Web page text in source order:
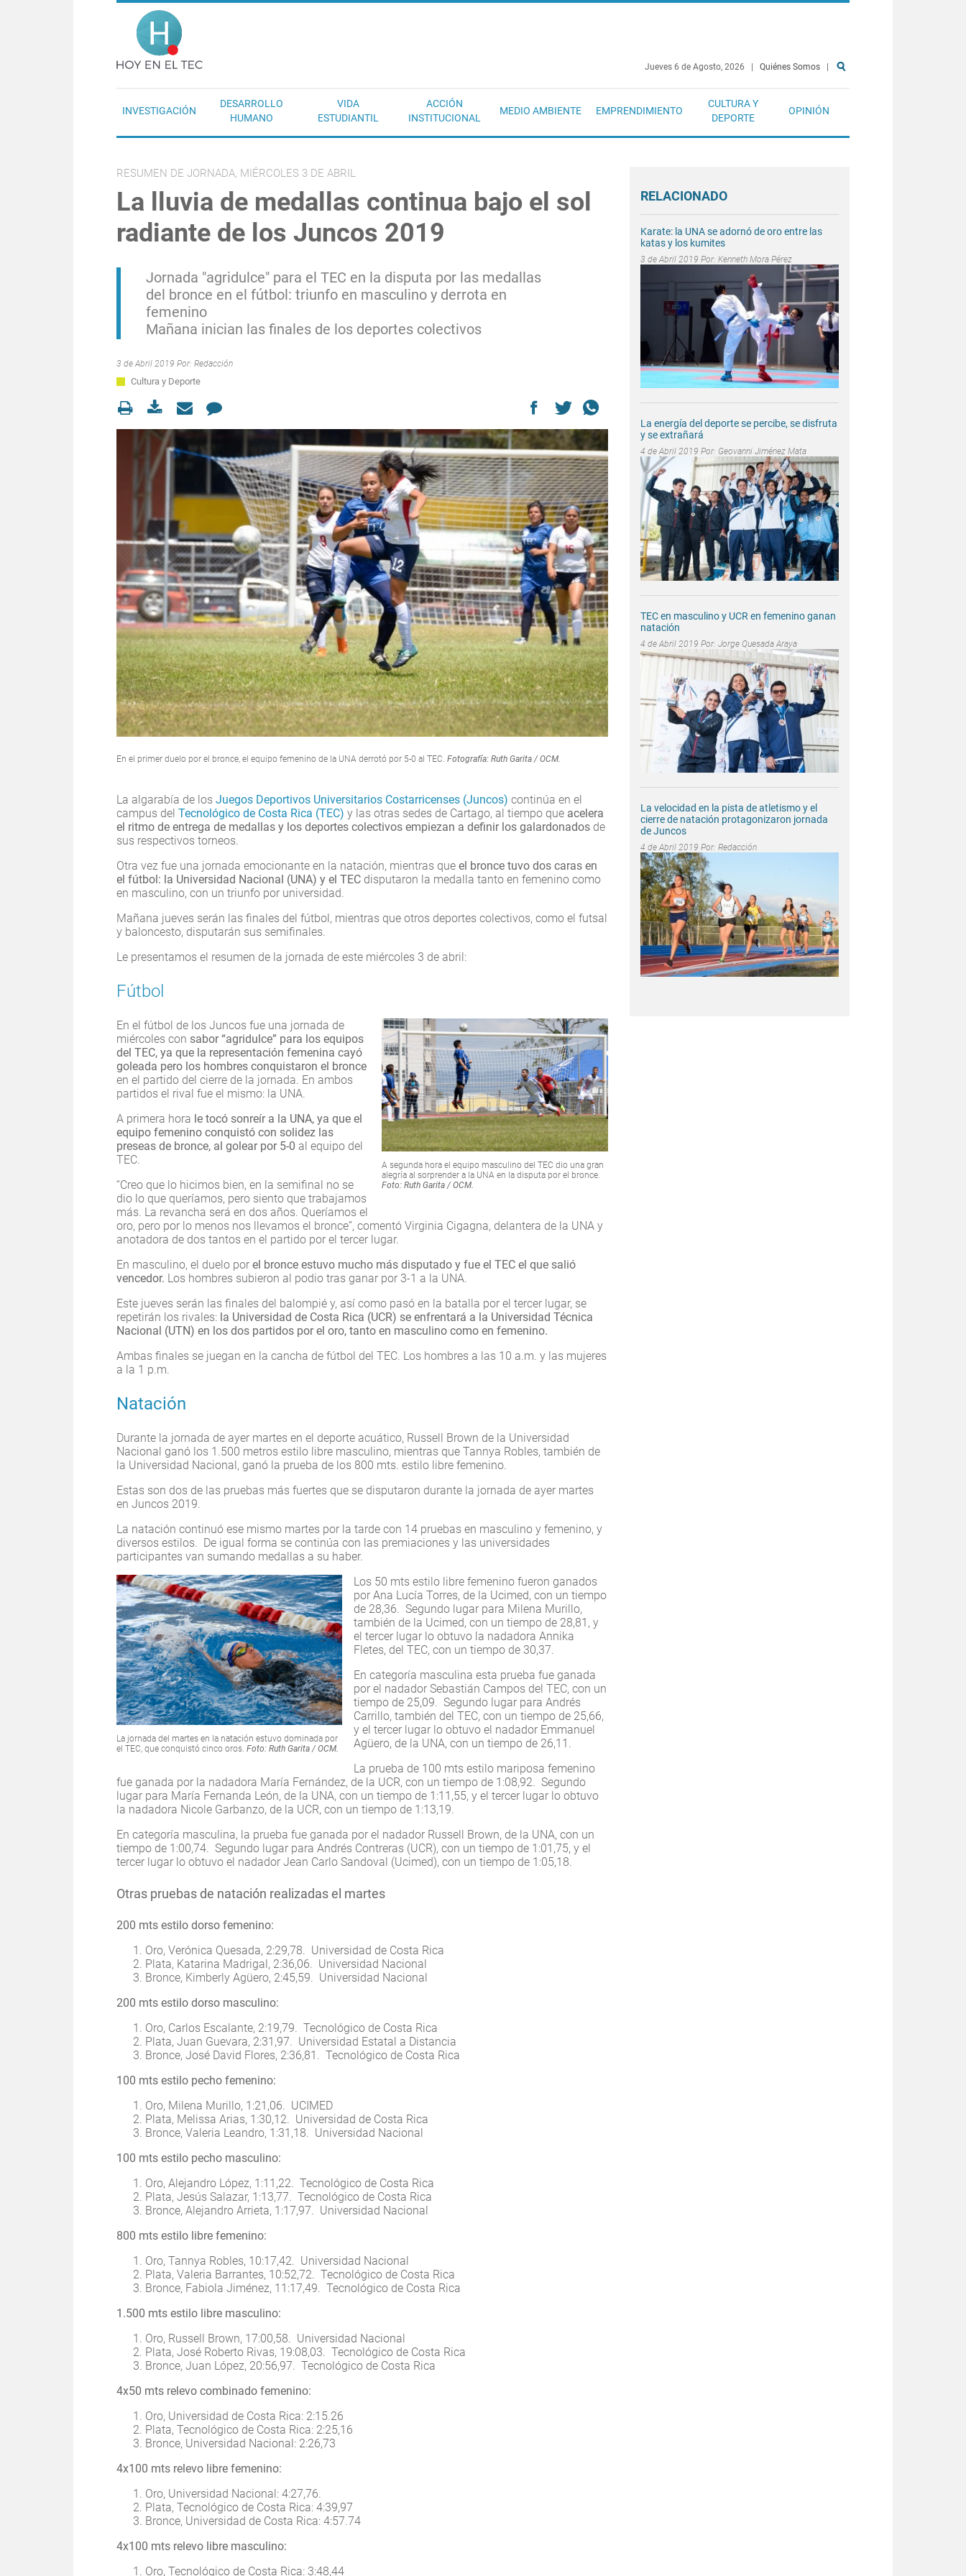
Pasar al contenido principal
Jueves 6 de Agosto, 2026 Quiénes Somos
INVESTIGACIÓN
DESARROLLO
HUMANO
VIDA
ESTUDIANTIL
ACCIÓN
INSTITUCIONAL
MEDIO AMBIENTE EMPRENDIMIENTO
CULTURA Y
DEPORTE
OPINIÓN
RESUMEN DE JORNADA, MIÉRCOLES 3 DE ABRIL
La lluvia de medallas continua bajo el sol
radiante de los Juncos 2019
Jornada "agridulce" para el TEC en la disputa por las medallas
del bronce en el fútbol: triunfo en masculino y derrota en
femenino
Mañana inician las finales de los deportes colectivos
3 de Abril 2019 Por: Redacción
Cultura y Deporte
En el primer duelo por el bronce, el equipo femenino de la UNA derrotó por 5-0 al TEC. Fotografía: Ruth Garita / OCM.
La algarabía de los Juegos Deportivos Universitarios Costarricenses (Juncos) continúa en el
campus del Tecnológico de Costa Rica (TEC) y las otras sedes de Cartago, al tiempo que acelera
el ritmo de entrega de medallas y los deportes colectivos empiezan a definir los galardonados de
sus respectivos torneos.
Otra vez fue una jornada emocionante en la natación, mientras que el bronce tuvo dos caras en
el fútbol: la Universidad Nacional (UNA) y el TEC disputaron la medalla tanto en femenino como
en masculino, con un triunfo por universidad.
Mañana jueves serán las finales del fútbol, mientras que otros deportes colectivos, como el futsal
y baloncesto, disputarán sus semifinales.
Le presentamos el resumen de la jornada de este miércoles 3 de abril:
Fútbol
A segunda hora el equipo masculino del TEC dio una gran
alegría al sorprender a la UNA en la disputa por el bronce.
Foto: Ruth Garita / OCM.
En el fútbol de los Juncos fue una jornada de
miércoles con sabor “agridulce” para los equipos
del TEC, ya que la representación femenina cayó
goleada pero los hombres conquistaron el bronce
en el partido del cierre de la jornada. En ambos
partidos el rival fue el mismo: la UNA.
A primera hora le tocó sonreír a la UNA, ya que el
equipo femenino conquistó con solidez las
preseas de bronce, al golear por 5-0 al equipo del
TEC.
“Creo que lo hicimos bien, en la semifinal no se
dio lo que queríamos, pero siento que trabajamos
más. La revancha será en dos años. Queríamos el
oro, pero por lo menos nos llevamos el bronce”, comentó Virginia Cigagna, delantera de la UNA y
anotadora de dos tantos en el partido por el tercer lugar.
En masculino, el duelo por el bronce estuvo mucho más disputado y fue el TEC el que salió
vencedor. Los hombres subieron al podio tras ganar por 3-1 a la UNA.
Este jueves serán las finales del balompié y, así como pasó en la batalla por el tercer lugar, se
repetirán los rivales: la Universidad de Costa Rica (UCR) se enfrentará a la Universidad Técnica
Nacional (UTN) en los dos partidos por el oro, tanto en masculino como en femenino.
Ambas finales se juegan en la cancha de fútbol del TEC. Los hombres a las 10 a.m. y las mujeres
a la 1 p.m.
Natación
Durante la jornada de ayer martes en el deporte acuático, Russell Brown de la Universidad
Nacional ganó los 1.500 metros estilo libre masculino, mientras que Tannya Robles, también de
la Universidad Nacional, ganó la prueba de los 800 mts. estilo libre femenino.
Estas son dos de las pruebas más fuertes que se disputaron durante la jornada de ayer martes
en Juncos 2019.
La natación continuó ese mismo martes por la tarde con 14 pruebas en masculino y femenino, y
diversos estilos. De igual forma se continúa con las premiaciones y las universidades
participantes van sumando medallas a su haber.
La jornada del martes en la natación estuvo dominada por
el TEC, que conquistó cinco oros. Foto: Ruth Garita / OCM.
Los 50 mts estilo libre femenino fueron ganados
por Ana Lucía Torres, de la Ucimed, con un tiempo
de 28,36. Segundo lugar para Milena Murillo,
también de la Ucimed, con un tiempo de 28,81, y
el tercer lugar lo obtuvo la nadadora Annika
Fletes, del TEC, con un tiempo de 30,37.
En categoría masculina esta prueba fue ganada
por el nadador Sebastián Campos del TEC, con un
tiempo de 25,09. Segundo lugar para Andrés
Carrillo, también del TEC, con un tiempo de 25,66,
y el tercer lugar lo obtuvo el nadador Emmanuel
Agüero, de la UNA, con un tiempo de 26,11.
La prueba de 100 mts estilo mariposa femenino
fue ganada por la nadadora María Fernández, de la UCR, con un tiempo de 1:08,92. Segundo
lugar para María Fernanda León, de la UNA, con un tiempo de 1:11,55, y el tercer lugar lo obtuvo
la nadadora Nicole Garbanzo, de la UCR, con un tiempo de 1:13,19.
En categoría masculina, la prueba fue ganada por el nadador Russell Brown, de la UNA, con un
tiempo de 1:00,74. Segundo lugar para Andrés Contreras (UCR), con un tiempo de 1:01,75, y el
tercer lugar lo obtuvo el nadador Jean Carlo Sandoval (Ucimed), con un tiempo de 1:05,18.
Otras pruebas de natación realizadas el martes
200 mts estilo dorso femenino:
Oro, Verónica Quesada, 2:29,78. Universidad de Costa Rica
Plata, Katarina Madrigal, 2:36,06. Universidad Nacional
Bronce, Kimberly Agüero, 2:45,59. Universidad Nacional
200 mts estilo dorso masculino:
Oro, Carlos Escalante, 2:19,79. Tecnológico de Costa Rica
Plata, Juan Guevara, 2:31,97. Universidad Estatal a Distancia
Bronce, José David Flores, 2:36,81. Tecnológico de Costa Rica
100 mts estilo pecho femenino:
Oro, Milena Murillo, 1:21,06. UCIMED
Plata, Melissa Arias, 1:30,12. Universidad de Costa Rica
Bronce, Valeria Leandro, 1:31,18. Universidad Nacional
100 mts estilo pecho masculino:
Oro, Alejandro López, 1:11,22. Tecnológico de Costa Rica
Plata, Jesús Salazar, 1:13,77. Tecnológico de Costa Rica
Bronce, Alejandro Arrieta, 1:17,97. Universidad Nacional
800 mts estilo libre femenino:
Oro, Tannya Robles, 10:17,42. Universidad Nacional
Plata, Valeria Barrantes, 10:52,72. Tecnológico de Costa Rica
Bronce, Fabiola Jiménez, 11:17,49. Tecnológico de Costa Rica
1.500 mts estilo libre masculino:
Oro, Russell Brown, 17:00,58. Universidad Nacional
Plata, José Roberto Rivas, 19:08,03. Tecnológico de Costa Rica
Bronce, Juan López, 20:56,97. Tecnológico de Costa Rica
4x50 mts relevo combinado femenino:
Oro, Universidad de Costa Rica: 2:15.26
Plata, Tecnológico de Costa Rica: 2:25,16
Bronce, Universidad Nacional: 2:26,73
4x100 mts relevo libre femenino:
Oro, Universidad Nacional: 4:27,76.
Plata, Tecnológico de Costa Rica: 4:39,97
Bronce, Universidad de Costa Rica: 4:57.74
4x100 mts relevo libre masculino:
Oro, Tecnológico de Costa Rica: 3:48,44
RELACIONADO
Karate: la UNA se adornó de oro entre las
katas y los kumites
3 de Abril 2019 Por: Kenneth Mora Pérez
La energía del deporte se percibe, se disfruta
y se extrañará
4 de Abril 2019 Por: Geovanni Jiménez Mata
TEC en masculino y UCR en femenino ganan
natación
4 de Abril 2019 Por: Jorge Quesada Araya
La velocidad en la pista de atletismo y el
cierre de natación protagonizaron jornada
de Juncos
4 de Abril 2019 Por: Redacción